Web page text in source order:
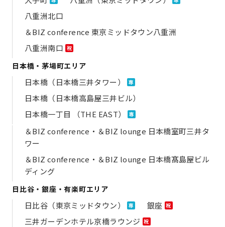
八重洲北口
＆BIZ conference 東京ミッドタウン八重洲
八重洲南口 祝
日本橋・茅場町エリア
日本橋（日本橋三井タワー） 専
日本橋（日本橋高島屋三井ビル）
日本橋一丁目 （THE EAST）
専
＆BIZ conference・＆BIZ lounge 日本橋室町三井タ
ワー
＆BIZ conference・＆BIZ lounge 日本橋髙島屋ビル
ディング
日比谷・銀座・有楽町エリア
日比谷（東京ミッドタウン） 専 銀座 祝
三井ガーデンホテル京橋ラウンジ 祝